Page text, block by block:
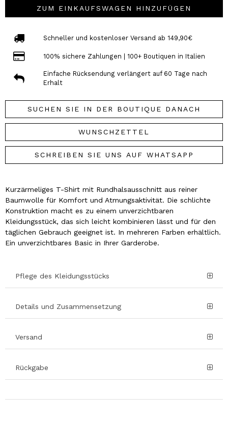
ZUM EINKAUFSWAGEN HINZUFÜGEN
Schneller und kostenloser Versand ab 149,90€
100% sichere Zahlungen | 100+ Boutiquen in Italien
Einfache Rücksendung verlängert auf 60 Tage nach
Erhalt
SUCHEN SIE IN DER BOUTIQUE DANACH
WUNSCHZETTEL
SCHREIBEN SIE UNS AUF WHATSAPP
Kurzärmeliges T-Shirt mit Rundhalsausschnitt aus reiner
Baumwolle für Komfort und Atmungsaktivität. Die schlichte
Konstruktion macht es zu einem unverzichtbaren
Kleidungsstück, das sich leicht kombinieren lässt und für den
täglichen Gebrauch geeignet ist. In mehreren Farben erhältlich.
Ein unverzichtbares Basic in Ihrer Garderobe.
Pflege des Kleidungsstücks
Details und Zusammensetzung
Versand
Rückgabe